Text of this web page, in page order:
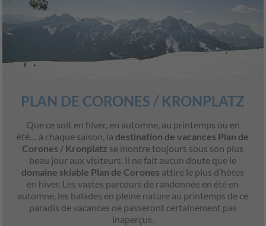
PLAN DE CORONES / KRONPLATZ
Que ce soit en hiver, en automne, au printemps ou en
été… à chaque saison, la destination de vacances Plan de
Corones / Kronplatz se montre toujours sous son plus
beau jour aux visiteurs. Il ne fait aucun doute que le
domaine skiable Plan de Corones attire le plus d’hôtes
en hiver. Les vastes parcours de randonnée en été en
automne, les balades en pleine nature au printemps de ce
paradis de vacances ne passeront certainement pas
inaperçus.